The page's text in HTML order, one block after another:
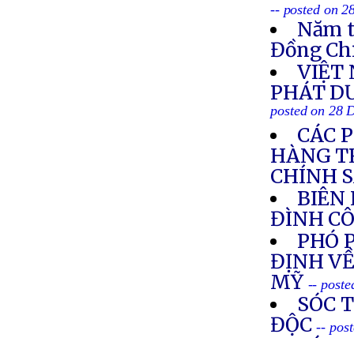
-- posted on
Năm
Đồng
VIỆT
PHÁT
posted on 28
CÁC
HÀNG
CHÍNH
BIÊN
ĐÌNH
PHÓ
ĐỊNH
MỸ --
SÓC
ĐỘC--